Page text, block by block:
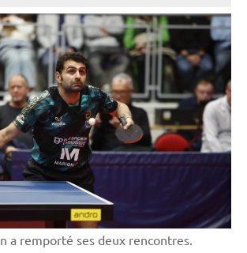
a remporté ses deux rencontres.